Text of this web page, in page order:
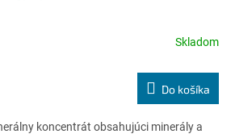
Skladom
Do košíka
koncentrát obsahujúci minerály a